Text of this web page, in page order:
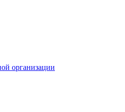
организации